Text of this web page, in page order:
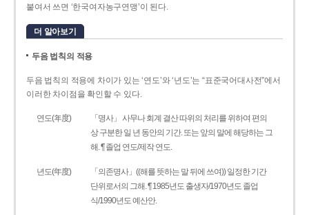
붙여서 쓰면 ‘한국여자농구연맹’이 된다.
더 알아보기
두음 법칙의 적용
두음 법칙의 적용에 차이가 있는 ‘연도’와 ‘년도’는 “표준국어대사전”에서
이러한 차이점을 확인할 수 있다.
연도(年度)
「명사」 사무나 회계 결산 따위의 처리를 위하여 편의
상 구분한 일 년 동안의 기간. 또는 앞의 말에 해당하는 그
해. ¶ 졸업 연도/제작 연도.
년도(年度)
「의존명사」((해를 뜻하는 말 뒤에 쓰여)) 일정한 기간
단위로서의 그해. ¶ 1985년도 출생자/1970년도 졸업
식/1990년도 예산안.